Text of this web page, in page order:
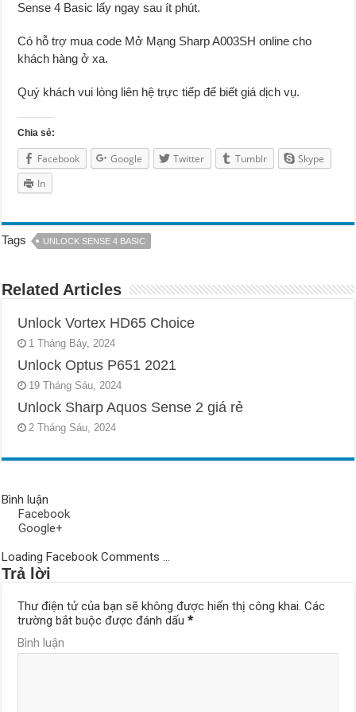
Sense 4 Basic lấy ngay sau ít phút.
Có hỗ trợ mua code Mở Mạng Sharp A003SH online cho
khách hàng ở xa.
Quý khách vui lòng liên hệ trực tiếp để biết giá dịch vụ.
Chia sẻ:
Facebook Google Twitter Tumblr
Skype
In
Tags UNLOCK SENSE 4 BASIC
Related Articles
Unlock Vortex HD65 Choice
1 Tháng Bảy, 2024
Unlock Optus P651 2021
19 Tháng Sáu, 2024
Unlock Sharp Aquos Sense 2 giá rẻ
2 Tháng Sáu, 2024
Bình luận
Facebook
Google+
Loading Facebook Comments ...
Trả lời
Thư điện tử của bạn sẽ không được hiển thị công khai. Các
trường bắt buộc được đánh dấu*
Bình luận